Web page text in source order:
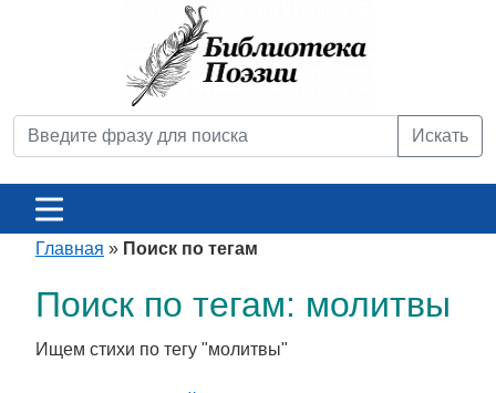
Искать
Главная » Поиск по тегам
Поиск по тегам: молитвы
Ищем стихи по тегу "молитвы"